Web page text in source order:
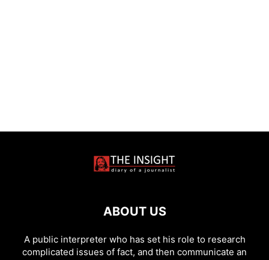
ABOUT US
A public interpreter who has set his role to research
complicated issues of fact, and then communicate an